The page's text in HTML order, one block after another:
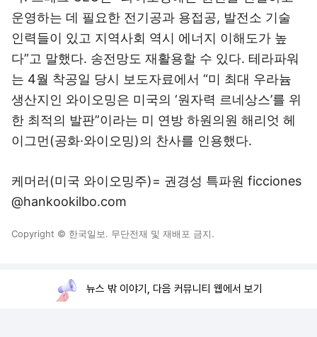
운영하는 데 필요한 전기공과 용접공, 발전소 기술
인력들이 있고 지역사회 역시 에너지 이해도가 높
다”고 말했다. 송전망도 재활용할 수 있다. 테라파워
는 4월 착공일 당시 보도자료에서 “미 최대 우라늄
생산지인 와이오밍은 미국의 ‘원자력 르네상스’를 위
한 최적의 발판”이라는 미 연방 하원의원 해리엇 헤
이그먼(공화·와이오밍)의 찬사를 인용했다.
케머러(미국 와이오밍주)= 권경성 특파원 ficciones
@hankookilbo.com
Copyright © 한국일보. 무단전재 및 재배포 금지.
뉴스 밖 이야기, 다음 커뮤니티 웹에서 보기